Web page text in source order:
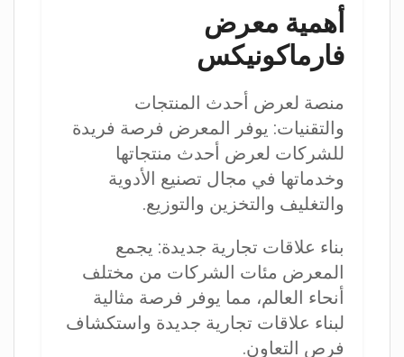
أهمية معرض
فارماكونيكس
منصة لعرض أحدث المنتجات
والتقنيات: يوفر المعرض فرصة فريدة
للشركات لعرض أحدث منتجاتها
وخدماتها في مجال تصنيع الأدوية
والتغليف والتخزين والتوزيع.
بناء علاقات تجارية جديدة: يجمع
المعرض مئات الشركات من مختلف
أنحاء العالم، مما يوفر فرصة مثالية
لبناء علاقات تجارية جديدة واستكشاف
فرص التعاون.